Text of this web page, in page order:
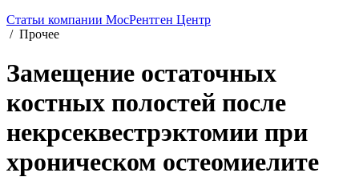
Статьи компании МосРентген Центр
/ Прочее
Замещение остаточных
костных полостей после
некрсеквестрэктомии при
хроническом остеомиелите